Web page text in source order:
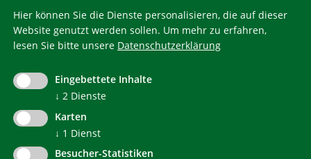
KlimaHaus ist eine eingetragene Marke. Die Nutzung muss
communication@klimahausagentur.it
© 2022 Agentur für Energie Südtirol - KlimaHaus
Hier können Sie die Dienste personalisieren, die auf dieser
Website genutzt werden sollen. Um mehr zu erfahren,
lesen Sie bitte unsere Datenschutzerklärung
Eingebettete Inhalte
↓ 2 Dienste
Karten
↓ 1 Dienst
Besucher-Statistiken